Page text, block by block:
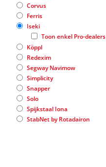
Corvus
Ferris
Iseki
Toon enkel Pro-dealers
Köppl
Redexim
Segway Navimow
Simplicity
Snapper
Solo
Spijkstaal Iona
StabNet by Rotadairon